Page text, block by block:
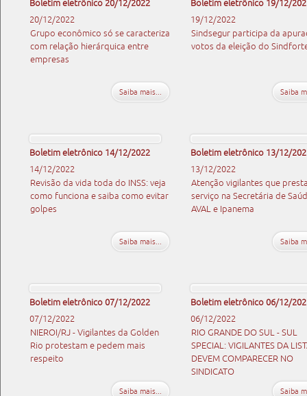
Boletim eletrônico 20/12/2022
20/12/2022
Grupo econômico só se caracteriza
com relação hierárquica entre
empresas
Saiba mais...
Boletim eletrônico 19/12/
19/12/2022
Sindsegur participa da
votos da eleição do
Saiba
Boletim eletrônico 14/12/2022
14/12/2022
Revisão da vida toda do INSS: veja
como funciona e saiba como evitar
golpes
Saiba mais...
Boletim eletrônico 13/12/
13/12/2022
Atenção vigilantes que
serviço na Secretária de
AVAL e Ipanema
Saiba
Boletim eletrônico 07/12/2022
07/12/2022
NIEROI/RJ - Vigilantes da Golden
Rio protestam e pedem mais
respeito
Saiba mais...
Boletim eletrônico 06/12/
06/12/2022
RIO GRANDE DO SUL - SUL
SPECIAL: VIGILANTES DA
DEVEM COMPARECER NO
SINDICATO
Saiba